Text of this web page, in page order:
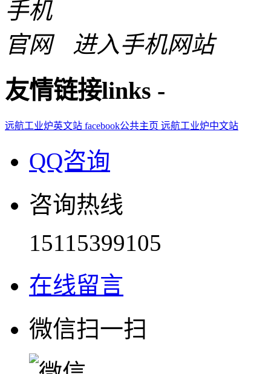
进入手机网站
友情链接links -
远航工业炉英文站 facebook公共主页 远航工业炉中文站
QQ咨询
咨询热线
15115399105
在线留言
微信扫一扫